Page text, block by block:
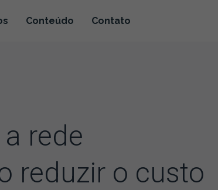
Conteúdo Contato
rede
reduzir o custo